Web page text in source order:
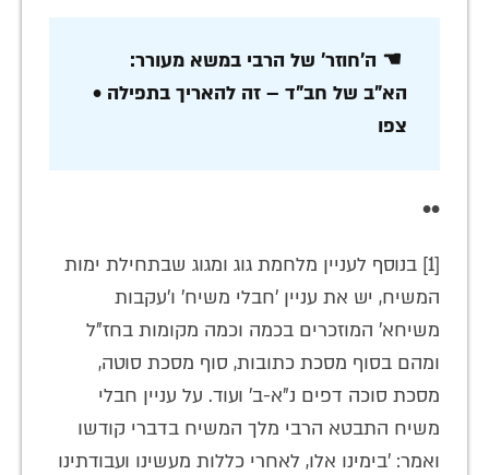
☚ ה'חוזר' של הרבי במשא מעורר:
הא"ב של חב"ד – זה להאריך בתפילה •
צפו
••
[1] בנוסף לעניין מלחמת גוג ומגוג שבתחילת ימות
המשיח, יש את עניין 'חבלי משיח' ו'עקבות
משיחא' המוזכרים בכמה וכמה מקומות בחז"ל
ומהם בסוף מסכת כתובות, סוף מסכת סוטה,
מסכת סוכה דפים נ"א-ב' ועוד. על עניין חבלי
משיח התבטא הרבי מלך המשיח בדברי קודשו
ואמר: 'בימינו אלו, לאחרי כללות מעשינו ועבודתינו